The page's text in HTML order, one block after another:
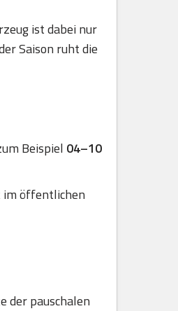
ist dabei nur
Saison ruht die
Beispiel 04–10
im öffentlichen
der pauschalen